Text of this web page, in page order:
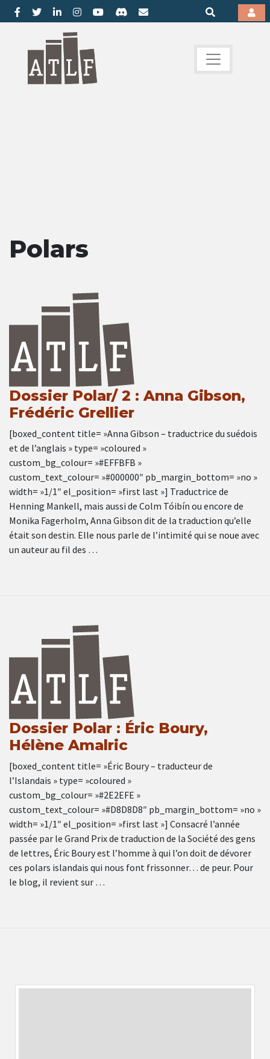
Polars
Dossier Polar/ 2 : Anna Gibson,
Frédéric Grellier
[boxed_content title= »Anna Gibson – traductrice du suédois
et de l’anglais » type= »coloured »
custom_bg_colour= »#EFFBFB »
custom_text_colour= »#000000″ pb_margin_bottom= »no »
width= »1/1″ el_position= »first last »] Traductrice de
Henning Mankell, mais aussi de Colm Tóibín ou encore de
Monika Fagerholm, Anna Gibson dit de la traduction qu’elle
était son destin. Elle nous parle de l’intimité qui se noue avec
un auteur au fil des …
Dossier Polar : Éric Boury,
Hélène Amalric
[boxed_content title= »Éric Boury – traducteur de
l’Islandais » type= »coloured »
custom_bg_colour= »#2E2EFE »
custom_text_colour= »#D8D8D8″ pb_margin_bottom= »no »
width= »1/1″ el_position= »first last »] Consacré l’année
passée par le Grand Prix de traduction de la Société des gens
de lettres, Éric Boury est l’homme à qui l’on doit de dévorer
ces polars islandais qui nous font frissonner… de peur. Pour
le blog, il revient sur …